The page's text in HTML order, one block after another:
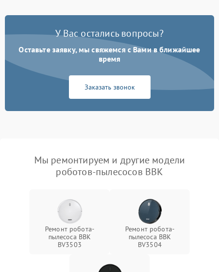
У Вас остались вопросы?
Оставьте заявку, мы свяжемся с Вами в ближайшее
время
Заказать звонок
Мы ремонтируем и другие модели
роботов-пылесосов BBK
Ремонт робота-
пылесоса BBK
BV3503
Ремонт робота-
пылесоса BBK
BV3504